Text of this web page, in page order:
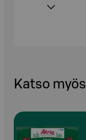
Katso myös